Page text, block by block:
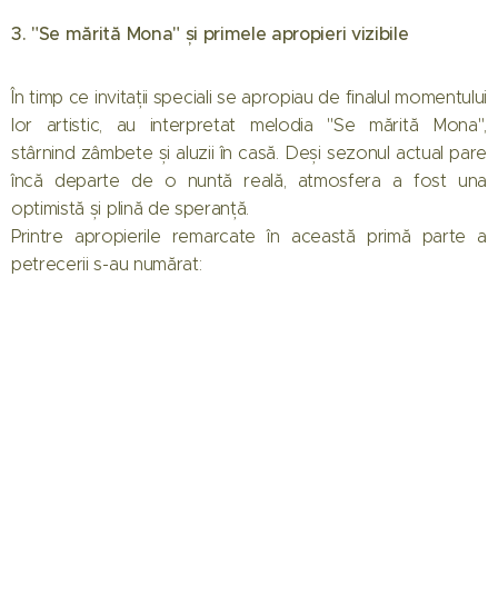
3. "Se mărită Mona" și primele apropieri vizibile
În timp ce invitații speciali se apropiau de finalul momentului
lor artistic, au interpretat melodia "Se mărită Mona",
stârnind zâmbete și aluzii în casă. Deși sezonul actual pare
încă departe de o nuntă reală, atmosfera a fost una
optimistă și plină de speranță.
Printre apropierile remarcate în această primă parte a
petrecerii s-au numărat: